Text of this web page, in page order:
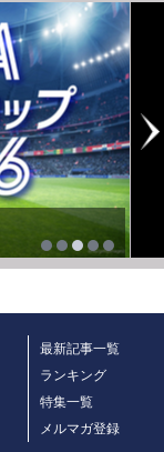
最新記事一覧
ランキング
特集一覧
メルマガ登録